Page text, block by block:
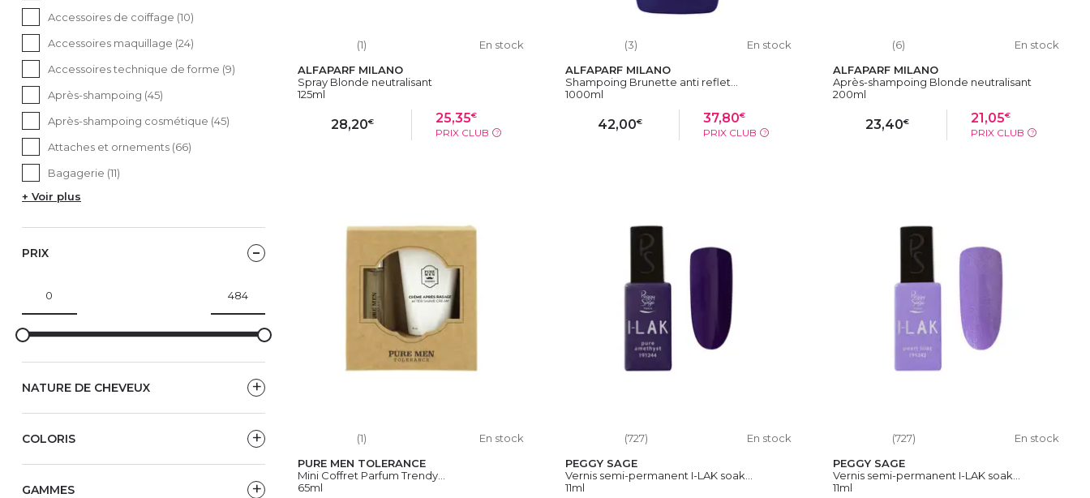
(1)
En stock
ALFAPARF MILANO
Spray Blonde neutralisant
125ml
28,20€ 25,35€
PRIX CLUB ?
(3)
En stock
ALFAPARF MILANO
Shampoing Brunette anti reflet...
1000ml
42,00€ 37,80€
PRIX CLUB ?
(6)
En stock
ALFAPARF MILANO
Après-shampoing Blonde neutralisant
200ml
23,40€ 21,05€
PRIX CLUB ?
(1)
En stock
PURE MEN TOLERANCE
Mini Coffret Parfum Trendy...
65ml
(727)
En stock
PEGGY SAGE
Vernis semi-permanent I-LAK soak...
11ml
(727)
En stock
PEGGY SAGE
Vernis semi-permanent I-LAK soak...
11ml
Accessoires de coiffage (10)
Accessoires maquillage (24)
Accessoires technique de forme (9)
Après-shampoing (45)
Après-shampoing cosmétique (45)
Attaches et ornements (66)
Bagagerie (11)
+ Voir plus
PRIX
NATURE DE CHEVEUX
COLORIS
GAMMES